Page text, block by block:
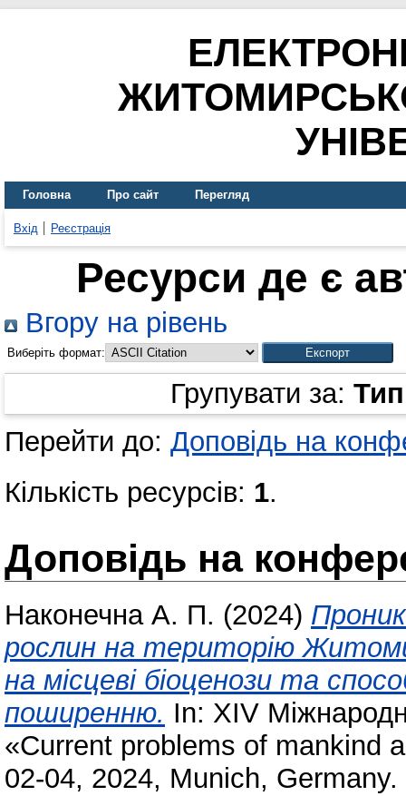
Головна Про сайт Перегляд
Вхід Реєстрація
Ресурси де є
Вгору на рівень
Виберіть формат:
Групувати за:
Перейти до: Доповідь на
Кількість ресурсів: 1.
Доповідь на
Наконечна А. П. (2024)
рослин на територію
на місцеві біоценози та
поширенню. In: XIV
«Current problems of mankind
02-04, 2024, Munich,